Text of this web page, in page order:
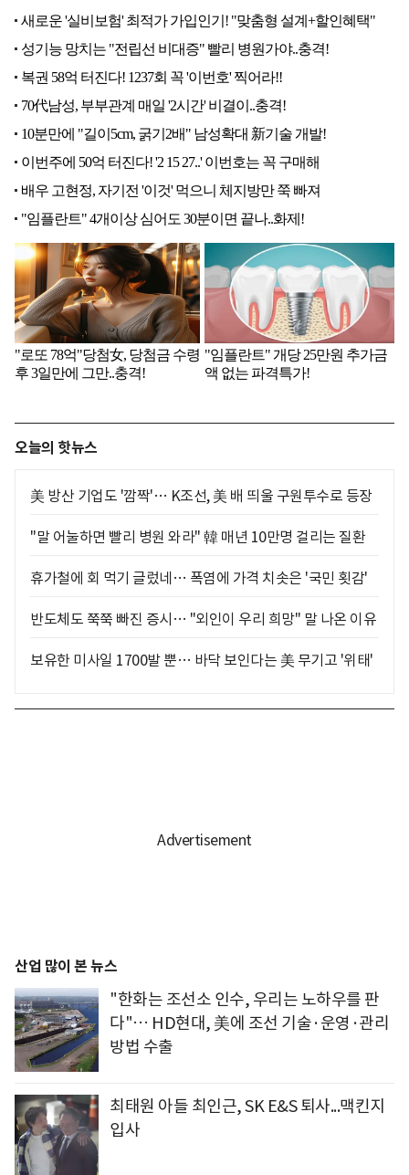
오늘의 핫뉴스
美 방산 기업도 '깜짝'… K조선, 美 배 띄울 구원투수로 등장
"말 어눌하면 빨리 병원 와라" 韓 매년 10만명 걸리는 질환
휴가철에 회 먹기 글렀네… 폭염에 가격 치솟은 '국민 횟감'
반도체도 쭉쭉 빠진 증시… "외인이 우리 희망" 말 나온 이유
보유한 미사일 1700발 뿐… 바닥 보인다는 美 무기고 '위태'
산업 많이 본 뉴스
"한화는 조선소 인수, 우리는 노하우를 판
다"… HD현대, 美에 조선 기술·운영·관리
방법 수출
최태원 아들 최인근, SK E&S 퇴사...맥킨지
입사